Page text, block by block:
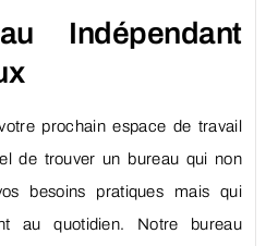
Indépendant
prochain espace de travail
de trouver un bureau qui non
besoins pratiques mais qui
au quotidien. Notre bureau